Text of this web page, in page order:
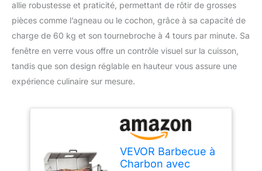
allie robustesse et praticité, permettant de rôtir de grosses
pièces comme l’agneau ou le cochon, grâce à sa capacité de
charge de 60 kg et son tournebroche à 4 tours par minute. Sa
fenêtre en verre vous offre un contrôle visuel sur la cuisson,
tandis que son design réglable en hauteur vous assure une
expérience culinaire sur mesure.
VEVOR Barbecue à
Charbon avec